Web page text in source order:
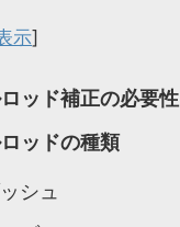
示]
ッド補正の必要性
ッドの種類
シュ